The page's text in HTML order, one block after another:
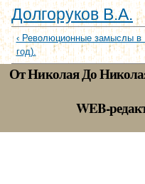
Долгоруков В.А.
‹ Революционные замыслы в
год).
От Николая До
WEB-